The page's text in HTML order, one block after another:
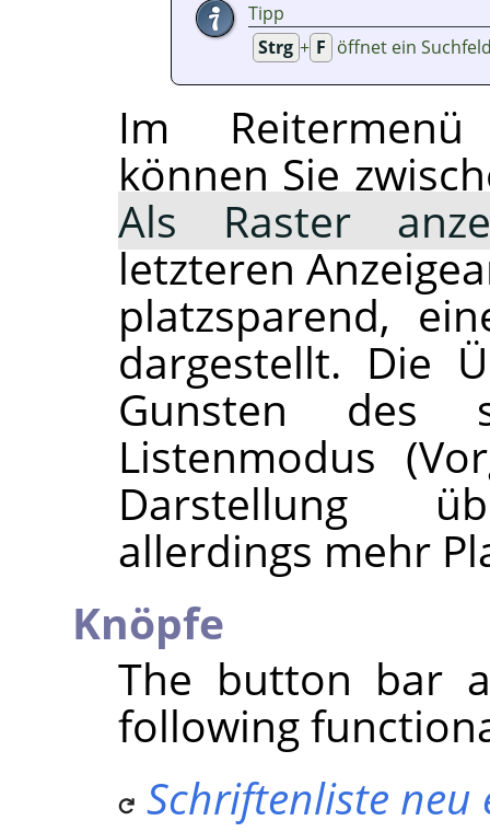
Tipp
Strg + F öffnet ein
Im
können Sie
Als Raster
letzteren
platzsparend,
dargestellt. Die
Gunsten des
Listenmodus
Darstellung
allerdings mehr
Knöpfe
The button bar
following
Schriftenliste neu